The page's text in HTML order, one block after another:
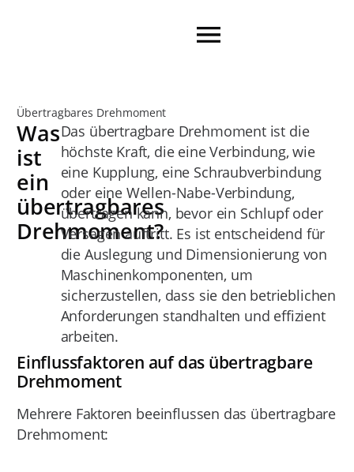
Übertragbares Drehmoment
Was
ist
ein
übertragbares
Drehmoment?
Das übertragbare Drehmoment ist die
höchste Kraft, die eine Verbindung, wie
eine Kupplung, eine Schraubverbindung
oder eine Wellen-Nabe-Verbindung,
übertragen kann, bevor ein Schlupf oder
Versagen auftritt. Es ist entscheidend für
die Auslegung und Dimensionierung von
Maschinenkomponenten, um
sicherzustellen, dass sie den betrieblichen
Anforderungen standhalten und effizient
arbeiten.
Einflussfaktoren auf das übertragbare
Drehmoment
Mehrere Faktoren beeinflussen das übertragbare
Drehmoment: